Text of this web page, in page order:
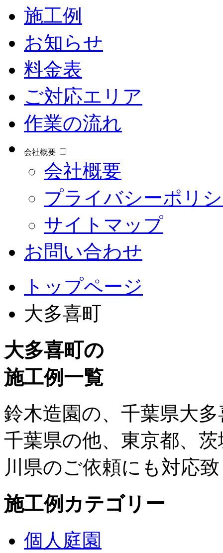
施工例
お知らせ
料金表
ご対応エリア
作業の流れ
会社概要
会社概要
プライバシーポリ
サイトマップ
お問い合わせ
トップページ
大多喜町
大多喜町の
施工例一覧
鈴木造園の、千葉県大
千葉県の他、東京都、
川県のご依頼にも対応
施工例カテゴリー
個人庭園